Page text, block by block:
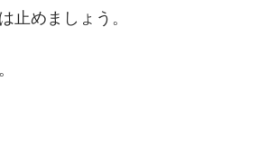
止めましょう。